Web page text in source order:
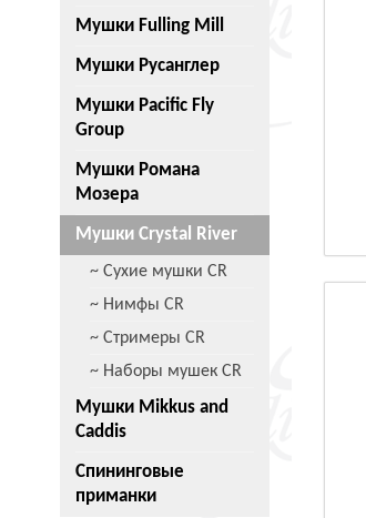
Мушки Fulling Mill
Мушки Русанглер
Мушки Pacific Fly
Group
Мушки Романа
Мозера
Мушки Crystal River
~ Сухие мушки CR
~ Нимфы CR
~ Стримеры CR
~ Наборы мушек CR
Мушки Mikkus and
Caddis
Спининговые
приманки